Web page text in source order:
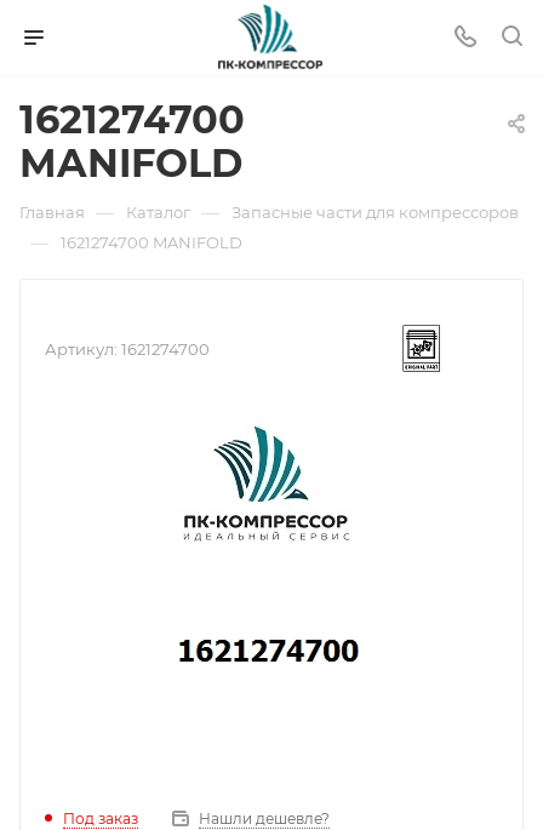
1621274700
MANIFOLD
Главная — Каталог — Запасные части для компрессоров
— 1621274700 MANIFOLD
Артикул: 1621274700
Под заказ Нашли дешевле?